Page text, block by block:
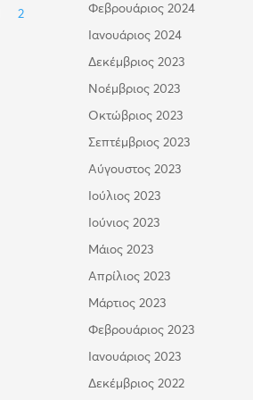
2 Φεβρουάριος 2024
Ιανουάριος 2024
Δεκέμβριος 2023
Νοέμβριος 2023
Οκτώβριος 2023
Σεπτέμβριος 2023
Αύγουστος 2023
Ιούλιος 2023
Ιούνιος 2023
Μάιος 2023
Απρίλιος 2023
Μάρτιος 2023
Φεβρουάριος 2023
Ιανουάριος 2023
Δεκέμβριος 2022